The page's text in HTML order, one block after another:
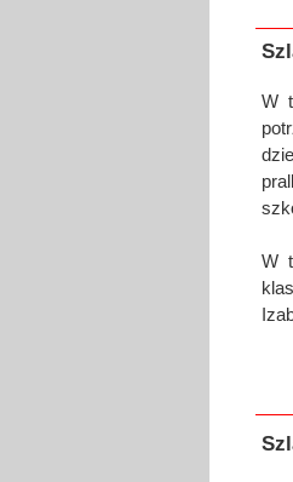
W
W